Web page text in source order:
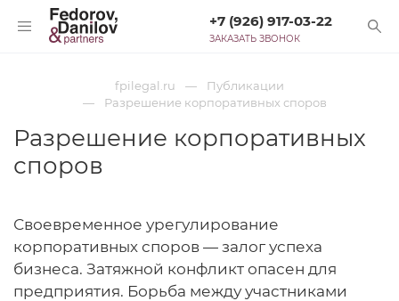
+7 (926) 917-03-22
ЗАКАЗАТЬ ЗВОНОК
fpilegal.ru
Публикации
Разрешение корпоративных споров
Разрешение корпоративных
споров
Своевременное урегулирование
корпоративных споров — залог успеха
бизнеса. Затяжной конфликт опасен для
предприятия. Борьба между участниками